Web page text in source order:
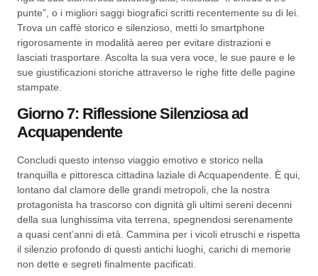
punte”, o i migliori saggi biografici scritti recentemente su di lei.
Trova un caffè storico e silenzioso, metti lo smartphone
rigorosamente in modalità aereo per evitare distrazioni e
lasciati trasportare. Ascolta la sua vera voce, le sue paure e le
sue giustificazioni storiche attraverso le righe fitte delle pagine
stampate.
Giorno 7: Riflessione Silenziosa ad
Acquapendente
Concludi questo intenso viaggio emotivo e storico nella
tranquilla e pittoresca cittadina laziale di Acquapendente. È qui,
lontano dal clamore delle grandi metropoli, che la nostra
protagonista ha trascorso con dignità gli ultimi sereni decenni
della sua lunghissima vita terrena, spegnendosi serenamente
a quasi cent’anni di età. Cammina per i vicoli etruschi e rispetta
il silenzio profondo di questi antichi luoghi, carichi di memorie
non dette e segreti finalmente pacificati.